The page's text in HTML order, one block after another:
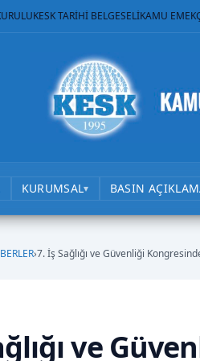
KESK TARİHİ BELGESELİKAMU
KURUMSAL▾ BASIN
›7. İş Sağlığı ve Güvenliği
ve